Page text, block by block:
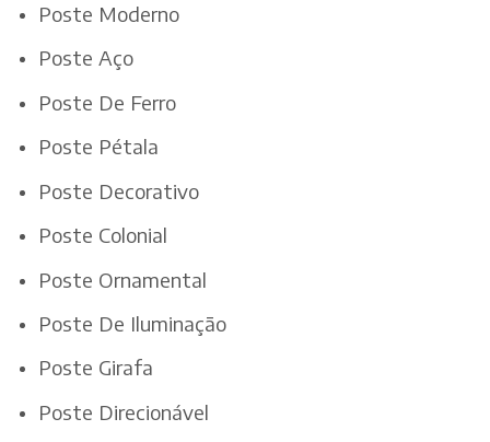
Poste Moderno
Poste Aço
Poste De Ferro
Poste Pétala
Poste Decorativo
Poste Colonial
Poste Ornamental
Poste De Iluminação
Poste Girafa
Poste Direcionável